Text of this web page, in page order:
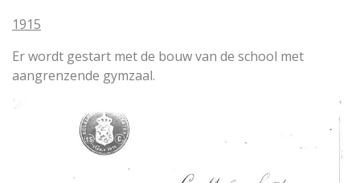
1915
Er wordt gestart met de bouw van de school met
aangrenzende gymzaal.